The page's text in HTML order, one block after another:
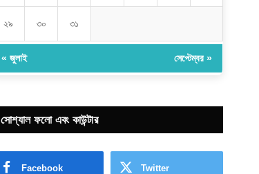
২৯ ৩০ ৩১
« জুলাই সেপ্টেম্বর »
সোশ্যাল ফলো এবং কাউন্টার
Facebook Twitter